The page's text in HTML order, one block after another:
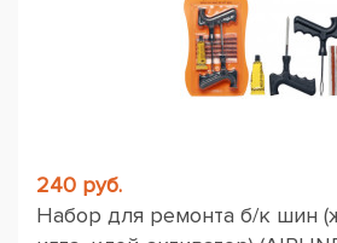
240 руб.
Набор для ремонта б/к шин